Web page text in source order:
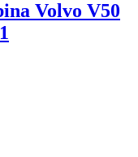
Volvo V50